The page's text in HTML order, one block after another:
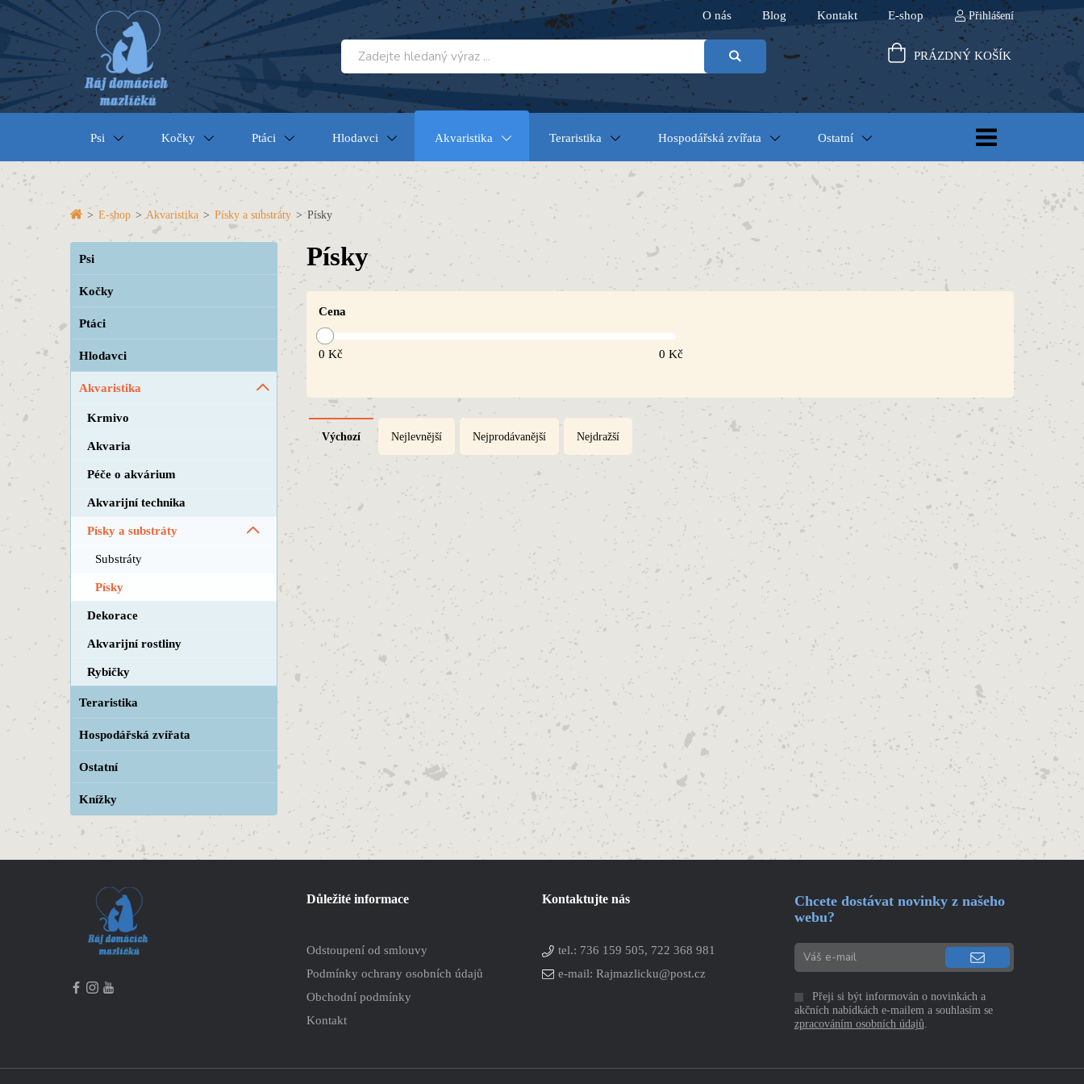
O nás Blog Kontakt E-shop Přihlášení
PRÁZDNÝ KOŠÍK
Psi Kočky Ptáci Hlodavci Akvaristika Teraristika Hospodářská zvířata Ostatní
> E-shop > Akvaristika > Písky a substráty > Písky
Psi
Kočky
Ptáci
Hlodavci
Akvaristika
Krmivo
Akvaria
Péče o akvárium
Akvarijní technika
Písky a substráty
Substráty
Písky
Dekorace
Akvarijní rostliny
Rybičky
Teraristika
Hospodářská zvířata
Ostatní
Knížky
Písky
Cena
0 Kč 0 Kč
Výchozí Nejlevnější Nejprodávanější Nejdražší
Důležité informace
Odstoupení od smlouvy
Podmínky ochrany osobních údajů
Obchodní podmínky
Kontakt
Kontaktujte nás
tel.: 736 159 505, 722 368 981
e-mail: Rajmazlicku@post.cz
Chcete dostávat novinky z našeho
webu?
Přeji si být informován o novinkách a
akčních nabídkách e-mailem a souhlasím se
zpracováním osobních údajů.